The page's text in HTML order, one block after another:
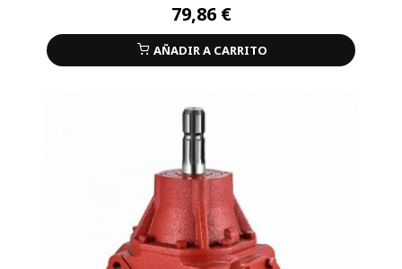
79,86 €
AÑADIR A CARRITO